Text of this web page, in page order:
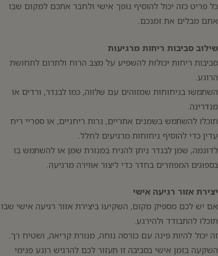
כל פריט כזה יכול להוסיף נופך אישי ולחבר אתכם למקום שבו
אתם מבלים את זמנכם.
שילוב סביבות ריחות מרגיעות
סביבות ריחות יכולות להשפיע על מצב הרוח ולתרום לתחושת
הרוגע.
השתמשו בניחוחות שמזוהים עם שלווה, כמו לבנדר, ורדים או
מנדרינה.
תוכלו להשתמש בשמנים אתריים, נרות ריחניים, או ספריי ריח
עדין כדי להוסיף ניחוחות מרגיעים לחלל.
לדוגמה, שמן לבנדר ניתן להניח במנורת שמן או להשתמש בו
בספוגים המפוזרים בחדר כדי ליצור אווירה מרגיעה.
יצירת אזור רגיעה אישי
אם יש לכם מספיק מקום, השקיעו ביצירת אזור רגיעה אישי שבו
תוכלו להתבודד ולהירגע.
זה יכול להיות פינה עם כורסה נוחה, מנורת קריאה, ושטיח רך.
השקעה בזמן אישי בסביבה זו תעזור לכם להרגיש רוגע פנימי